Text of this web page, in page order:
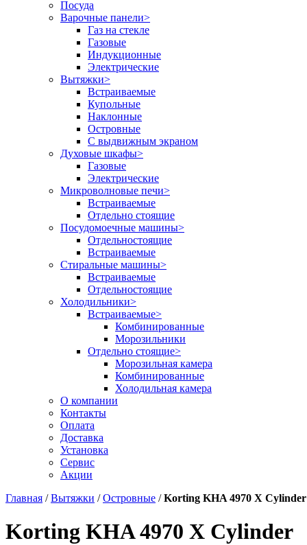
Посуда
Варочные панели>
Газ на стекле
Газовые
Индукционные
Электрические
Вытяжки>
Встраиваемые
Купольные
Наклонные
Островные
С выдвижным экраном
Духовые шкафы>
Газовые
Электрические
Микроволновые печи>
Встраиваемые
Отдельно стоящие
Посудомоечные машины>
Отдельностоящие
Встраиваемые
Стиральные машины>
Встраиваемые
Отдельностоящие
Холодильники>
Встраиваемые>
Комбинированные
Морозильники
Отдельно стоящие>
Морозильная камера
Комбинированные
Холодильная камера
О компании
Контакты
Оплата
Доставка
Установка
Сервис
Акции
Главная /Вытяжки /Островные /Korting KHA 4970 X Cylinder
Korting KHA 4970 X Cylinder